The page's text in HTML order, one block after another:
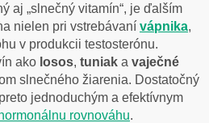
aj „slnečný vitamín“, je ďalším
nielen pri vstrebávaní vápnika,
v produkcii testosterónu.
ako losos, tuniak a vaječné
slnečného žiarenia. Dostatočný
jednoduchým a efektívnym
hormonálnu rovnováhu.